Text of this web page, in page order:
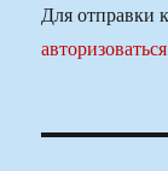
Для отправки
авторизоваться